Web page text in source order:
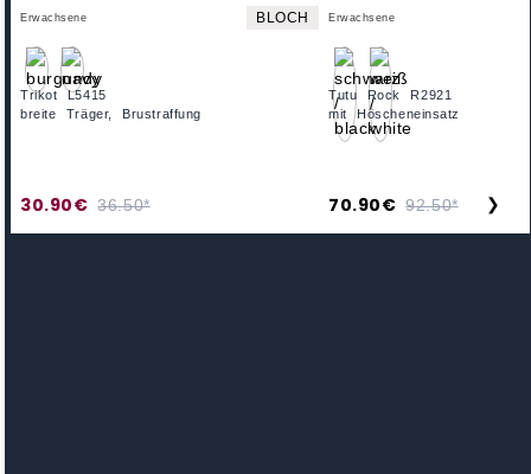
Erwachsene BLOCH
Trikot L5415
breite Träger, Brustraffung
30.90€ 36.50*
Erwachsene
Tutu Rock R2921
mit Höscheneinsatz
70.90€ 92.50* ❯